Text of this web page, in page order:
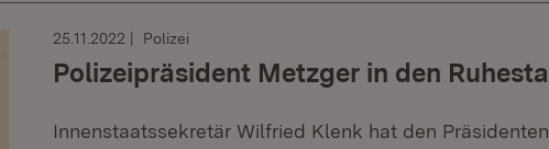
25.11.2022 Polizei
Polizeipräsident Metzger in den
Innenstaatssekretär Wilfried Klenk hat den